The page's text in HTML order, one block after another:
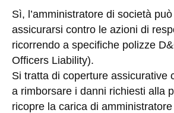
Sì, l’amministratore di società
assicurarsi contro le azioni di
ricorrendo a specifiche polizze
Officers Liability).
Si tratta di coperture assicurative
a rimborsare i danni richiesti alla
ricopre la carica di